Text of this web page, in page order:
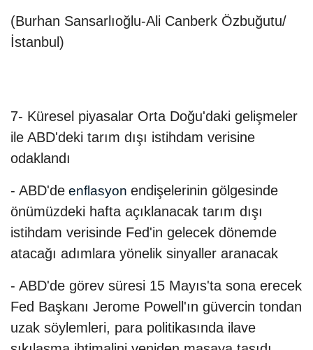
(Burhan Sansarlıoğlu-Ali Canberk Özbuğutu/
İstanbul)
7- Küresel piyasalar Orta Doğu'daki gelişmeler
ile ABD'deki tarım dışı istihdam verisine
odaklandı
- ABD'de enflasyon endişelerinin gölgesinde
önümüzdeki hafta açıklanacak tarım dışı
istihdam verisinde Fed'in gelecek dönemde
atacağı adımlara yönelik sinyaller aranacak
- ABD'de görev süresi 15 Mayıs'ta sona erecek
Fed Başkanı Jerome Powell'ın güvercin tondan
uzak söylemleri, para politikasında ilave